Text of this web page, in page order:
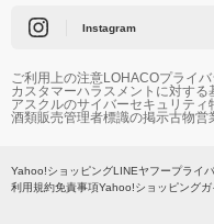
Instagram
ご利用上の注意LOHACOプライ
カスタマーハラスメントに対する
アスクルのサイバーセキュリティ
酒類販売管理者標識の掲示古物営
Yahoo!ショッピングLINEヤフープライ
利用規約免責事項Yahoo!ショッピングガ